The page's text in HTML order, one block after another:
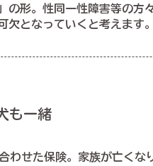
の形。性同一性障害等の
となっていくと考えます。
も一緒
わせた保険。家族が亡く